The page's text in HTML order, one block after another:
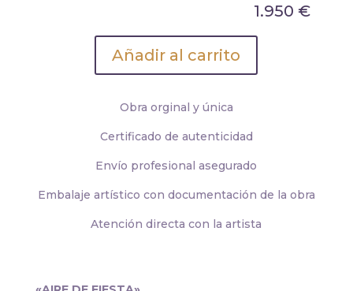
1.950 €
Añadir al carrito
Obra orginal y única
Certificado de autenticidad
Envío profesional asegurado
Embalaje artístico con documentación de la obra
Atención directa con la artista